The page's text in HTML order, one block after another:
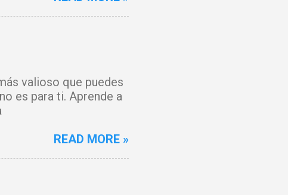
y mi espíritu
hoy hay gozo. Y
un tiempo
por la sangre de
valioso que puedes
es para ti. Aprende a
READ MORE »